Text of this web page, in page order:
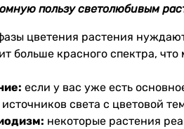
пользу светолюбивым
цветения растения
больше красного спектра,
если у вас уже есть
света с цветовой
некоторые растения